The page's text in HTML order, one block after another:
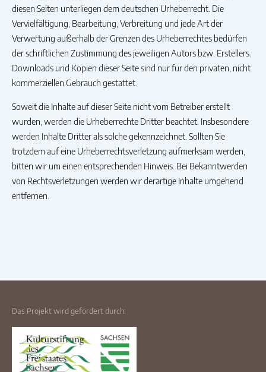
diesen Seiten unterliegen dem deutschen Urheberrecht. Die
Vervielfältigung, Bearbeitung, Verbreitung und jede Art der
Verwertung außerhalb der Grenzen des Urheberrechtes bedürfen
der schriftlichen Zustimmung des jeweiligen Autors bzw. Erstellers.
Downloads und Kopien dieser Seite sind nur für den privaten, nicht
kommerziellen Gebrauch gestattet.
Soweit die Inhalte auf dieser Seite nicht vom Betreiber erstellt
wurden, werden die Urheberrechte Dritter beachtet. Insbesondere
werden Inhalte Dritter als solche gekennzeichnet. Sollten Sie
trotzdem auf eine Urheberrechtsverletzung aufmerksam werden,
bitten wir um einen entsprechenden Hinweis. Bei Bekanntwerden
von Rechtsverletzungen werden wir derartige Inhalte umgehend
entfernen.
Das Projekt wird gefördert durch: